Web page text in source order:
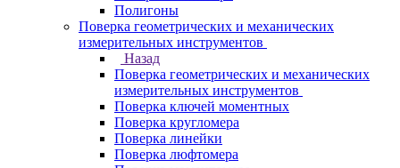
Полигоны
Поверка геометрических и механических
измерительных инструментов
Назад
Поверка геометрических и механических
измерительных инструментов
Поверка ключей моментных
Поверка кругломера
Поверка линейки
Поверка люфтомера